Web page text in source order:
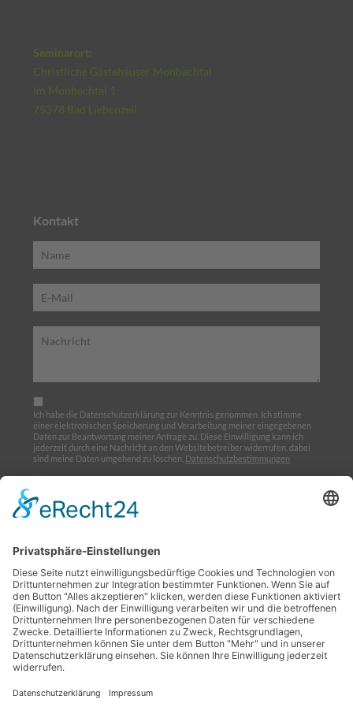
Seminarort:
Christliche Gästehäuser Monbachtal
Im Monbachtal 1
75378 Bad Liebenzell
Kontakt
Ich habe die Datenschutzerklärung zur Kenntnis genommen. Ich stimme
einer elektronischen Speicherung und Verarbeitung meiner eingegebenen
Daten zur Beantwortung meiner Anfrage zu. Diese Einwilligung kann ich
jederzeit durch eine Nachricht an den Websitebetreiber widerrufen, dabei
sind meine Daten umgehend zu löschen. Datenschutzbestimmungen
Home
Über uns
Ausbildung
Termine
Links